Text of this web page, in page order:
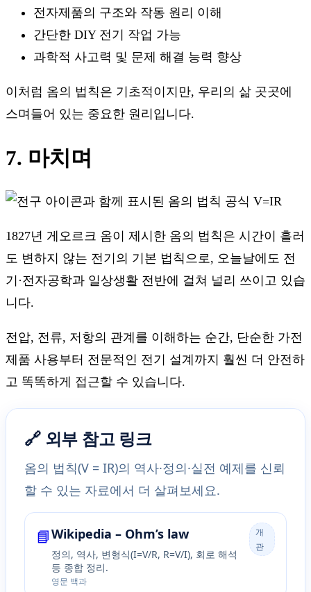
전자제품의 구조와 작동 원리 이해
간단한 DIY 전기 작업 가능
과학적 사고력 및 문제 해결 능력 향상
이처럼 옴의 법칙은 기초적이지만, 우리의 삶 곳곳에
스며들어 있는 중요한 원리입니다.
7. 마치며
1827년 게오르크 옴이 제시한 옴의 법칙은 시간이 흘러
도 변하지 않는 전기의 기본 법칙으로, 오늘날에도 전
기·전자공학과 일상생활 전반에 걸쳐 널리 쓰이고 있습
니다.
전압, 전류, 저항의 관계를 이해하는 순간, 단순한 가전
제품 사용부터 전문적인 전기 설계까지 훨씬 더 안전하
고 똑똑하게 접근할 수 있습니다.
🔗 외부 참고 링크
옴의 법칙(V = IR)의 역사·정의·실전 예제를 신뢰
할 수 있는 자료에서 더 살펴보세요.
📘Wikipedia – Ohm’s law
정의, 역사, 변형식(I=V/R, R=V/I), 회로 해석
등 종합 정리.
영문 백과
개
관